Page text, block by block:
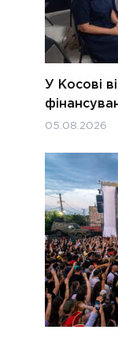
У Косові
05.08.2026